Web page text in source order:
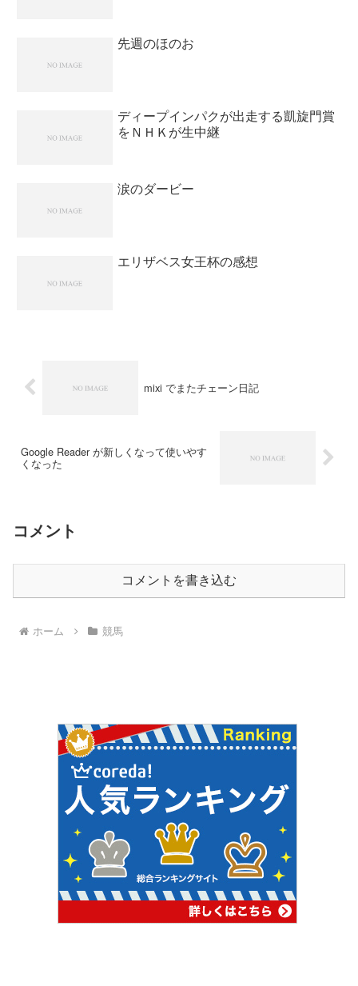
先週のほのお
ディープインパクが出走する凱旋門賞
をＮＨＫが生中継
涙のダービー
エリザベス女王杯の感想
mixi でまたチェーン日記
Google Reader が新しくなって使いやす
くなった
コメント
コメントを書き込む
ホーム 競馬